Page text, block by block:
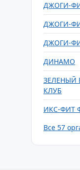
ДЖОГИ-
ДЖОГИ-
ДЖОГИ-
ДИНАМО
ЗЕЛЕНЫЙ
КЛУБ
ИКС-ФИТ
Все 57